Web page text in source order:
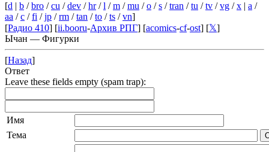
[d | b /bro /cu /dev /hr/l /m /mu /o /s /tran /tu /tv /vg /x | a /
aa /c /fi /jp /rm /tan /to /ts /vn]
[Радио 410] [ii.booru-Архив РПГ] [acomics-cf-ost] [𝕏]
Ычан — Фигурки
[Назад]
Ответ
Leave these fields empty (spam trap):
Имя
Тема